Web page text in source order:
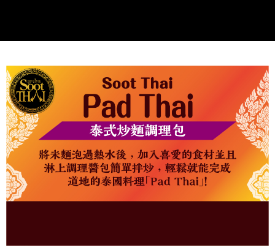
https://aftee.tw/terms/#terms3
「AFTEE先享後付」，若未經同意申辦者引起之損失，本公司不負相關責
任。
４．使用「AFTEE先享後付」時，將依據個別帳號之用戶狀況，依本公司即
時審查核予不同之上限額度；若仍有額度不足之情形，本公司將視審查結果
請求用戶進行身份認證。
５．嚴禁一人註冊多個帳號或使用他人資訊註冊。若發現惡意使用之情形，
恩沛科技股份有限公司將有權停止該用戶之使用額度並採取法律行動。